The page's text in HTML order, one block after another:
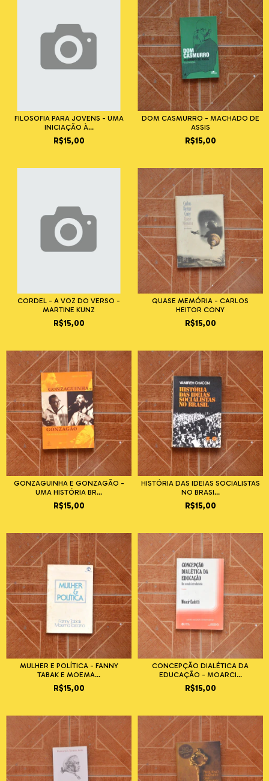
FILOSOFIA PARA JOVENS - UMA
INICIAÇÃO À...
R$15,00
DOM CASMURRO - MACHADO DE
ASSIS
R$15,00
CORDEL - A VOZ DO VERSO -
MARTINE KUNZ
R$15,00
QUASE MEMÓRIA - CARLOS
HEITOR CONY
R$15,00
GONZAGUINHA E GONZAGÃO -
UMA HISTÓRIA BR...
R$15,00
HISTÓRIA DAS IDEIAS SOCIALISTAS
NO BRASI...
R$15,00
MULHER E POLÍTICA - FANNY
TABAK E MOEMA...
R$15,00
CONCEPÇÃO DIALÉTICA DA
EDUCAÇÃO - MOARCI...
R$15,00